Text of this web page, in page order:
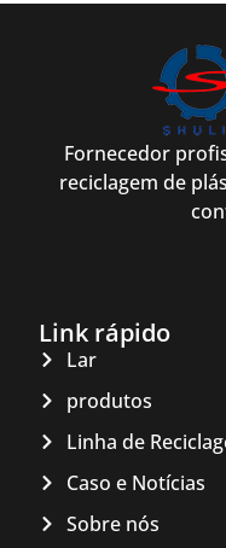
Fornecedor
reciclagem de
Link rápido
Lar
produtos
Linha de
Caso e Notícias
Sobre nós